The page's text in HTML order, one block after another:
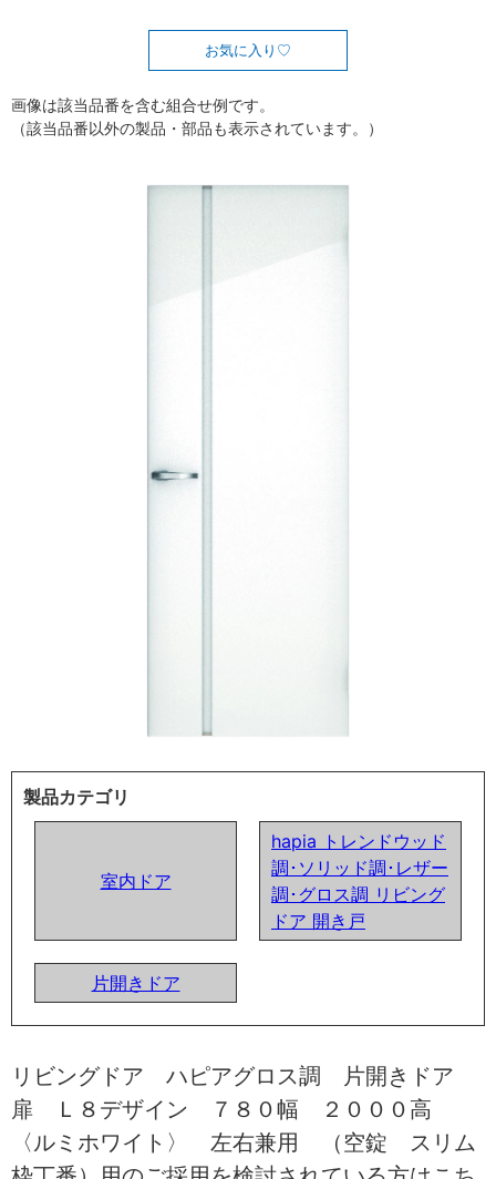
お気に入り
画像は該当品番を含む組合せ例です。
（該当品番以外の製品・部品も表示されています。）
製品カテゴリ
室内ドア
hapia トレンドウッド
調･ソリッド調･レザー
調･グロス調 リビング
ドア 開き戸
片開きドア
リビングドア ハピアグロス調 片開きドア
扉 Ｌ８デザイン ７８０幅 ２０００高
〈ルミホワイト〉 左右兼用 （空錠 スリム